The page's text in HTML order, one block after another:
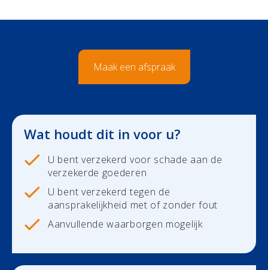
Uw financiën
Polis Check
Over ons
Contact
Newsroom
Maak een afspraak
Wat houdt dit in voor u?
U bent verzekerd voor schade aan de
verzekerde goederen
U bent verzekerd tegen de
aansprakelijkheid met of zonder fout
Aanvullende waarborgen mogelijk